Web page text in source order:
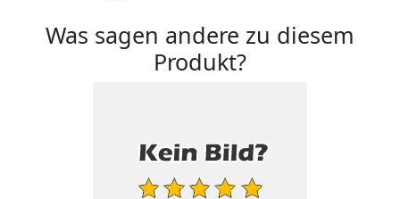
Was sagen andere zu diesem
Produkt?